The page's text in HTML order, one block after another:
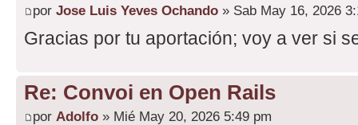
por Jose Luis Yeves Ochando » Sab May 16, 2026
Gracias por tu aportación; voy a ver si
Re: Convoi en Open Rails
por Adolfo » Mié May 20, 2026 5:49 pm